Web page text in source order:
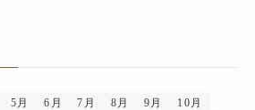
5月 6月 7月 8月 9月
10月